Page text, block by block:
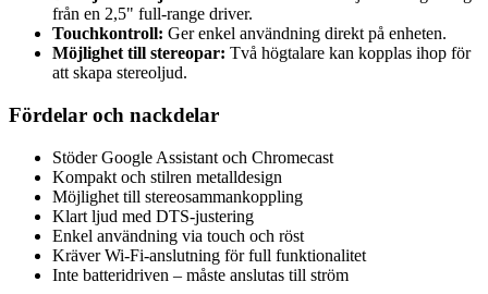
från en 2,5" full-range driver.
Touchkontroll: Ger enkel användning direkt på enheten.
Möjlighet till stereopar: Två högtalare kan kopplas ihop för
att skapa stereoljud.
Fördelar och nackdelar
Stöder Google Assistant och Chromecast
Kompakt och stilren metalldesign
Möjlighet till stereosammankoppling
Klart ljud med DTS-justering
Enkel användning via touch och röst
Kräver Wi-Fi-anslutning för full funktionalitet
Inte batteridriven – måste anslutas till ström